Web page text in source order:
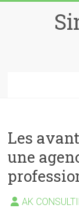
Les
une
AK